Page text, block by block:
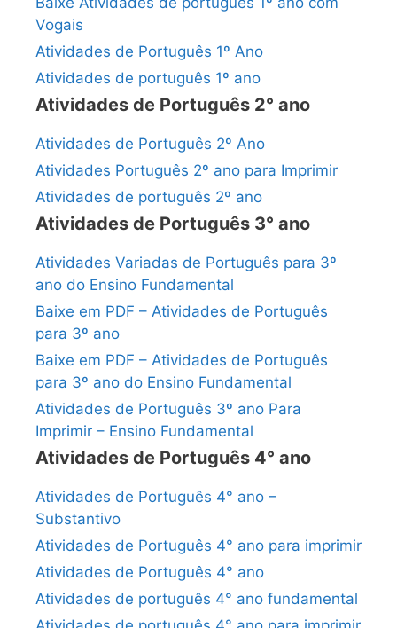
Vogais
Atividades de Português 1º Ano
Atividades de português 1º ano
Atividades de Português 2° ano
Atividades de Português 2º Ano
Atividades Português 2º ano para Imprimir
Atividades de português 2º ano
Atividades de Português 3° ano
Atividades Variadas de Português para 3º
ano do Ensino Fundamental
Baixe em PDF – Atividades de Português
para 3º ano
Baixe em PDF – Atividades de Português
para 3º ano do Ensino Fundamental
Atividades de Português 3º ano Para
Imprimir – Ensino Fundamental
Atividades de Português 4° ano
Atividades de Português 4° ano –
Substantivo
Atividades de Português 4° ano para imprimir
Atividades de Português 4° ano
Atividades de português 4° ano fundamental